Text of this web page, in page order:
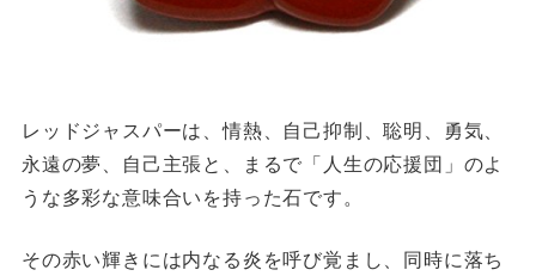
レッドジャスパーは、情熱、自己抑制、聡明、勇気、
永遠の夢、自己主張と、まるで「人生の応援団」のよ
うな多彩な意味合いを持った石です。
その赤い輝きには内なる炎を呼び覚まし、同時に落ち